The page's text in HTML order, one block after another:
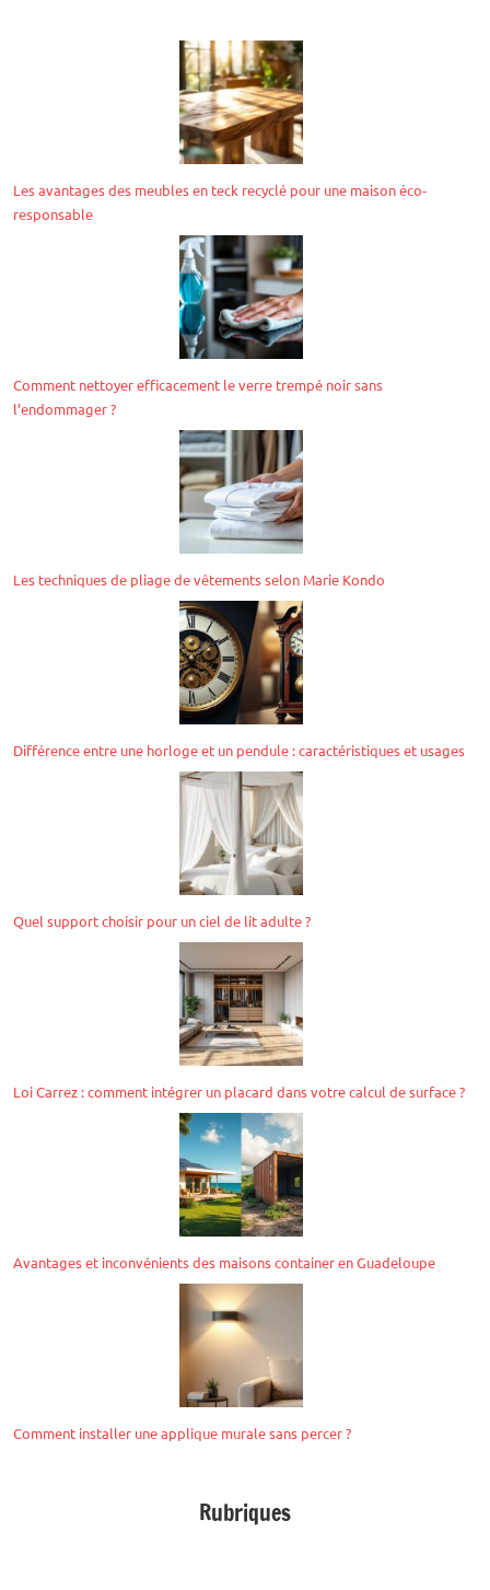
Les avantages des meubles en teck recyclé pour une maison éco-
responsable
Comment nettoyer efficacement le verre trempé noir sans
l’endommager ?
Les techniques de pliage de vêtements selon Marie Kondo
Différence entre une horloge et un pendule : caractéristiques et usages
Quel support choisir pour un ciel de lit adulte ?
Loi Carrez : comment intégrer un placard dans votre calcul de surface ?
Avantages et inconvénients des maisons container en Guadeloupe
Comment installer une applique murale sans percer ?
Rubriques